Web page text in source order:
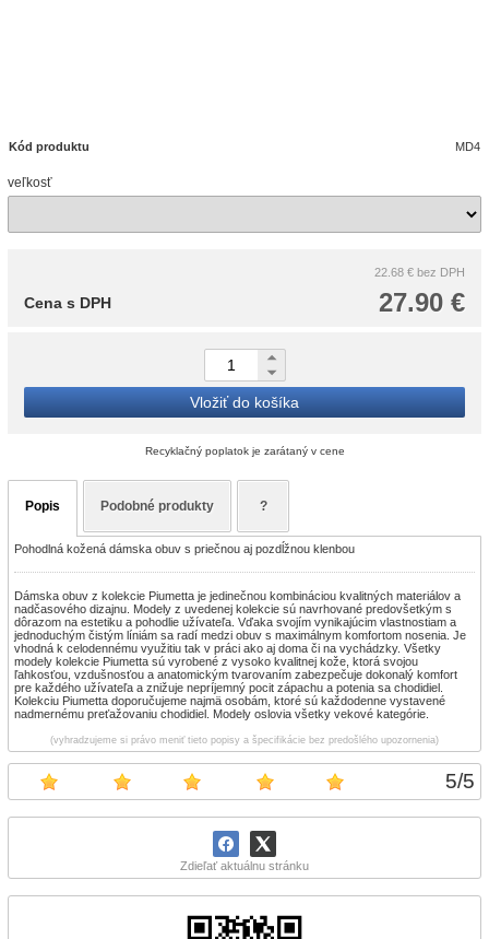
5/5
Zdieľať aktuálnu stránku
Kód produktu MD4
veľkosť
22.68 € bez DPH
27.90 €
Cena s DPH
Vložiť do košíka
Recyklačný poplatok je zarátaný v cene
Popis Podobné produkty ?
Pohodlná kožená dámska obuv s priečnou aj pozdĺžnou klenbou
Dámska obuv z kolekcie Piumetta je jedinečnou kombináciou kvalitných materiálov a
nadčasového dizajnu. Modely z uvedenej kolekcie sú navrhované predovšetkým s
dôrazom na estetiku a pohodlie užívateľa. Vďaka svojím vynikajúcim vlastnostiam a
jednoduchým čistým líniám sa radí medzi obuv s maximálnym komfortom nosenia. Je
vhodná k celodennému využitiu tak v práci ako aj doma či na vychádzky. Všetky
modely kolekcie Piumetta sú vyrobené z vysoko kvalitnej kože, ktorá svojou
ľahkosťou, vzdušnosťou a anatomickým tvarovaním zabezpečuje dokonalý komfort
pre každého užívateľa a znižuje nepríjemný pocit zápachu a potenia sa chodidiel.
Kolekciu Piumetta doporučujeme najmä osobám, ktoré sú každodenne vystavené
nadmernému preťažovaniu chodidiel. Modely oslovia všetky vekové kategórie.
(vyhradzujeme si právo meniť tieto popisy a špecifikácie bez predošlého upozornenia)